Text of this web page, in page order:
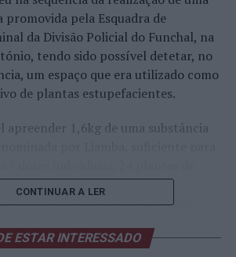
promovida pela Esquadra de
da Divisão Policial do Funchal, na
tendo sido possível detetar, no
um espaço que era utilizado como
de plantas estupefacientes.
apreender 1,6kg de uma substância
de precisão e vários
utilizados para a criação da dita
do crime de tráfico de
CONTINUAR A LER
ESTAR INTERESSADO